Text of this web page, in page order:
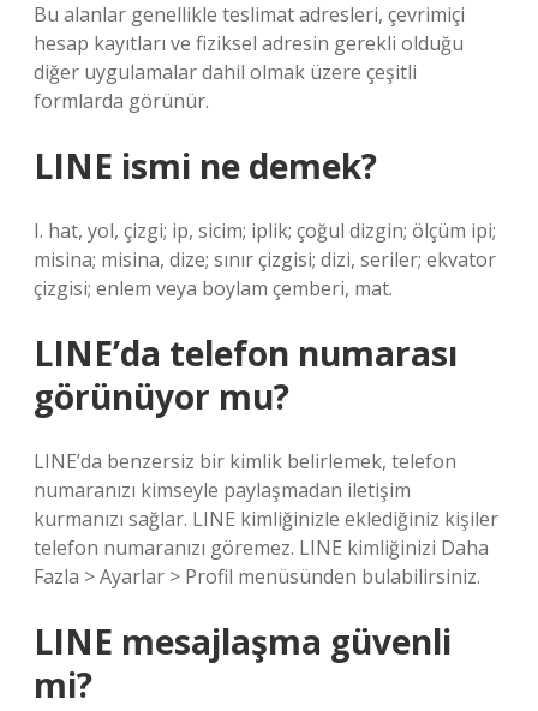
Bu alanlar genellikle teslimat adresleri, çevrimiçi
hesap kayıtları ve fiziksel adresin gerekli olduğu
diğer uygulamalar dahil olmak üzere çeşitli
formlarda görünür.
LINE ismi ne demek?
I. hat, yol, çizgi; ip, sicim; iplik; çoğul dizgin; ölçüm ipi;
misina; misina, dize; sınır çizgisi; dizi, seriler; ekvator
çizgisi; enlem veya boylam çemberi, mat.
LINE’da telefon numarası
görünüyor mu?
LINE’da benzersiz bir kimlik belirlemek, telefon
numaranızı kimseyle paylaşmadan iletişim
kurmanızı sağlar. LINE kimliğinizle eklediğiniz kişiler
telefon numaranızı göremez. LINE kimliğinizi Daha
Fazla > Ayarlar > Profil menüsünden bulabilirsiniz.
LINE mesajlaşma güvenli
mi?